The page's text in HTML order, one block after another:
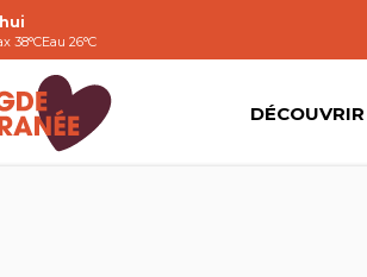
38°CEau 26°C
DÉCOUVRIR